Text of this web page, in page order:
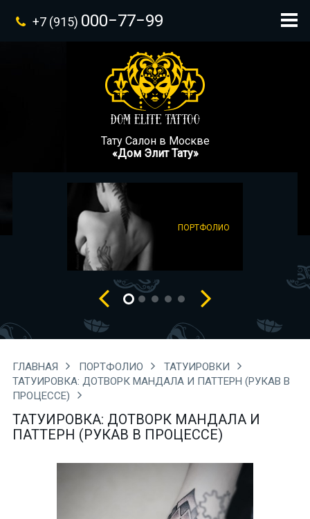
+7 (915) 000−77−99
Тату Салон в Москве
«Дом Элит Тату»
ПОРТФОЛИО
ГЛАВНАЯ ПОРТФОЛИО
ТАТУИРОВКИ
ТАТУИРОВКА: ДОТВОРК МАНДАЛА И ПАТТЕРН (РУКАВ В
ПРОЦЕССЕ)
ТАТУИРОВКА: ДОТВОРК МАНДАЛА И
ПАТТЕРН (РУКАВ В ПРОЦЕССЕ)